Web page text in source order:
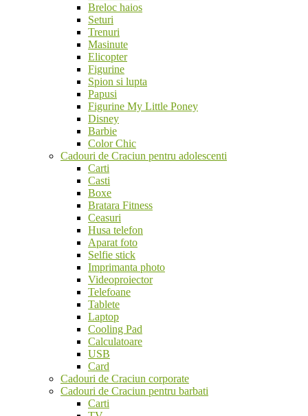
Breloc haios
Seturi
Trenuri
Masinute
Elicopter
Figurine
Spion si lupta
Papusi
Figurine My Little Poney
Disney
Barbie
Color Chic
Cadouri de Craciun pentru adolescenti
Carti
Casti
Boxe
Bratara Fitness
Ceasuri
Husa telefon
Aparat foto
Selfie stick
Imprimanta photo
Videoproiector
Telefoane
Tablete
Laptop
Cooling Pad
Calculatoare
USB
Card
Cadouri de Craciun corporate
Cadouri de Craciun pentru barbati
Carti